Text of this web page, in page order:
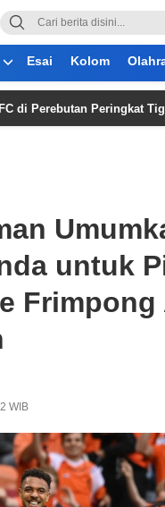
Esai Kolom
Peringkat Tiga Piala
untuk
Frimpong
WIB